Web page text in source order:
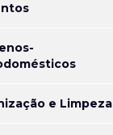
e Limpeza